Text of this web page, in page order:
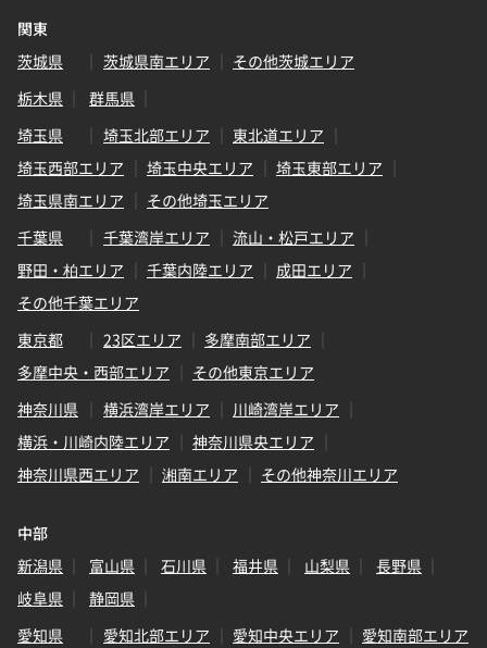
関東
茨城県
茨城県南エリア
その他茨城エリア
栃木県
群馬県
埼玉県
埼玉北部エリア
東北道エリア
埼玉西部エリア
埼玉中央エリア
埼玉東部エリア
埼玉県南エリア
その他埼玉エリア
千葉県
千葉湾岸エリア
流山・松戸エリア
野田・柏エリア
千葉内陸エリア
成田エリア
その他千葉エリア
東京都
23区エリア
多摩南部エリア
多摩中央・西部エリア
その他東京エリア
神奈川県
横浜湾岸エリア
川崎湾岸エリア
横浜・川崎内陸エリア
神奈川県央エリア
神奈川県西エリア
湘南エリア その他神奈川エリア
中部
新潟県
富山県 石川県 福井県 山梨県
長野県
岐阜県
静岡県
愛知県
愛知北部エリア 愛知中央エリア
愛知南部エリア